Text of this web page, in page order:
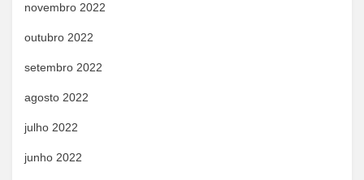
novembro 2022
outubro 2022
setembro 2022
agosto 2022
julho 2022
junho 2022